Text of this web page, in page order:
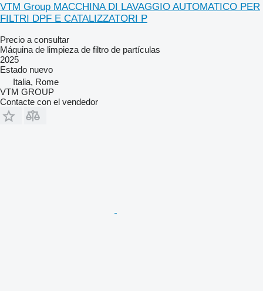
VTM Group MACCHINA DI LAVAGGIO AUTOMATICO PER
FILTRI DPF E CATALIZZATORI P
Precio a consultar
Máquina de limpieza de filtro de partículas
2025
Estado nuevo
Italia, Rome
VTM GROUP
Contacte con el vendedor